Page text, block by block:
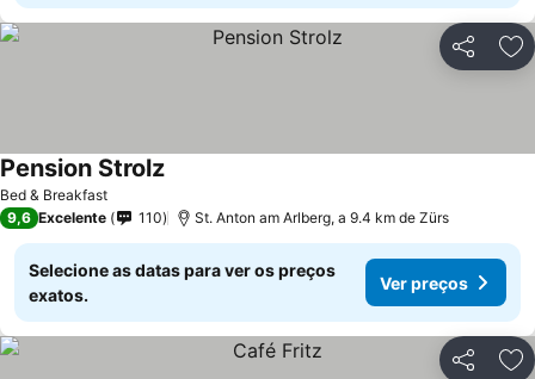
Partilhar
Bed & Breakfast
Pension Strolz
9,6 Excelente 110 St. Anton am Arlberg, a 9.4 km de Zürs
Selecione as datas para ver os preços
exatos.
Ver preços
Partilhar